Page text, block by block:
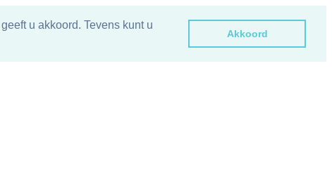
u akkoord. Tevens kunt u
Akkoord